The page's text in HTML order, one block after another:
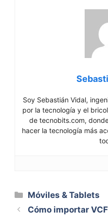
Soy Sebastián Vidal,
por la tecnología y el
de tecnobits.com,
hacer la tecnología más
Categorías
Móviles & Tablets
Cómo importar